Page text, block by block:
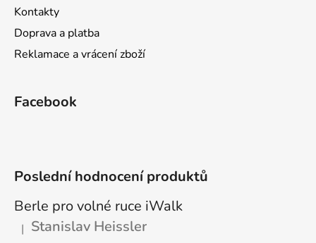
Kontakty
Doprava a platba
Reklamace a vrácení zboží
Facebook
Poslední hodnocení produktů
Berle pro volné ruce iWalk
Hodnocení produktu je 5 z 5 hvězdiček.
| Stanislav Heissler